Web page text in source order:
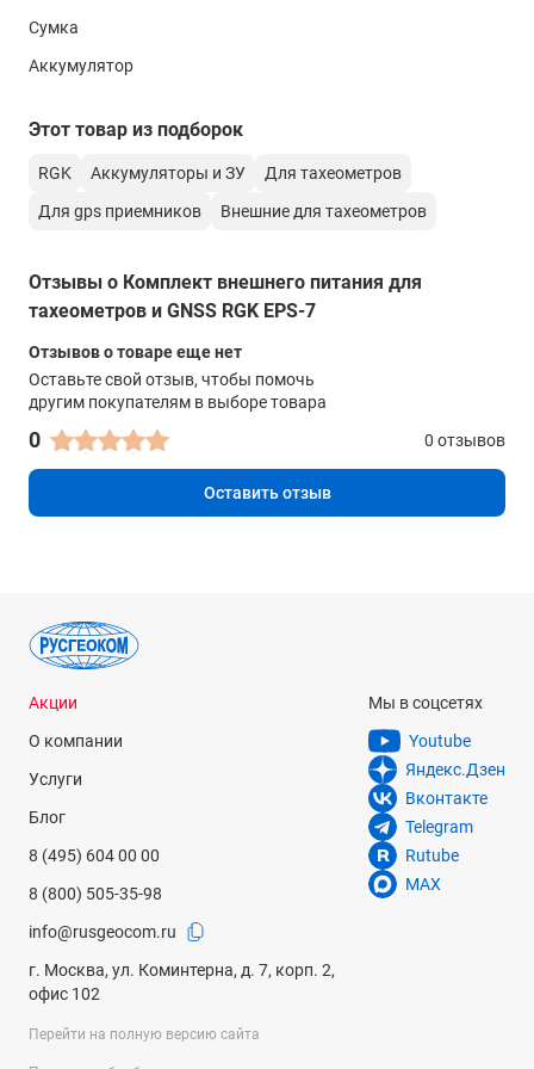
Сумка
Аккумулятор
Этот товар из подборок
RGK Аккумуляторы и ЗУ
Для тахеометров
Для gps приемников
Внешние для тахеометров
Отзывы о Комплект внешнего питания для
тахеометров и GNSS RGK EPS-7
Отзывов о товаре еще нет
Оставьте свой отзыв, чтобы помочь
другим покупателям в выборе товара
0 0 отзывов
Оставить отзыв
Акции
О компании
Услуги
Блог
8 (495) 604 00 00
8 (800) 505-35-98
info@rusgeocom.ru
г. Москва, ул. Коминтерна, д. 7, корп. 2,
офис 102
Мы в соцсетях
Youtube
Яндекс.Дзен
Вконтакте
Telegram
Rutube
MAX
Перейти на полную версию сайта